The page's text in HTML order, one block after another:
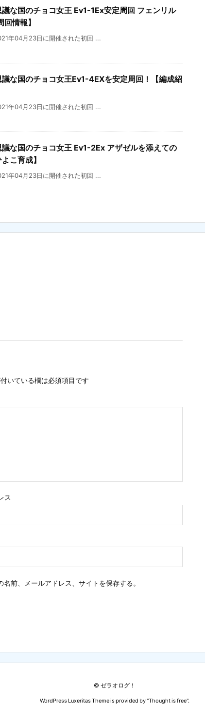
議な国のチョコ女王 Ev1-1Ex安定周回 フェンリル
情報】
年04月23日に開催された初回 ...
議な国のチョコ女王Ev1-4EXを安定周回！【編成紹
年04月23日に開催された初回 ...
議な国のチョコ女王 Ev1-2Ex アザゼルを添えての
こ育成】
年04月23日に開催された初回 ...
いている欄は必須項目です
ス
前、メールアドレス、サイトを保存する。
© ゼラオログ！
WordPress Luxeritas Theme is provided by "Thought is free".